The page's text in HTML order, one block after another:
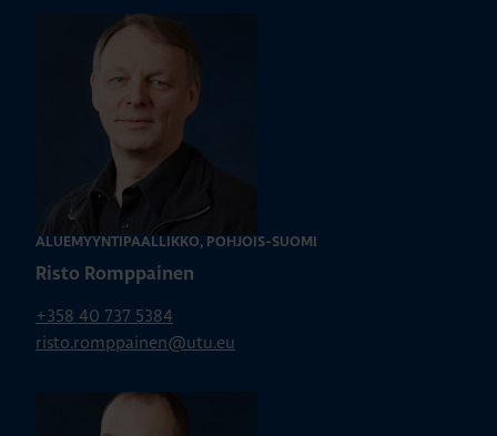
ALUEMYYNTIPÄÄLLIKKÖ, POHJOIS-SUOMI
Risto Romppainen
+358 40 737 5384
risto.romppainen@utu.eu